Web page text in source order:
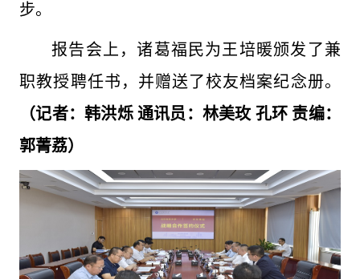
步。
报告会上，诸葛福民为王培暖颁发了兼
职教授聘任书，并赠送了校友档案纪念册。
（记者：韩洪烁 通讯员：林美玫 孔环 责编：
郭菁荔）